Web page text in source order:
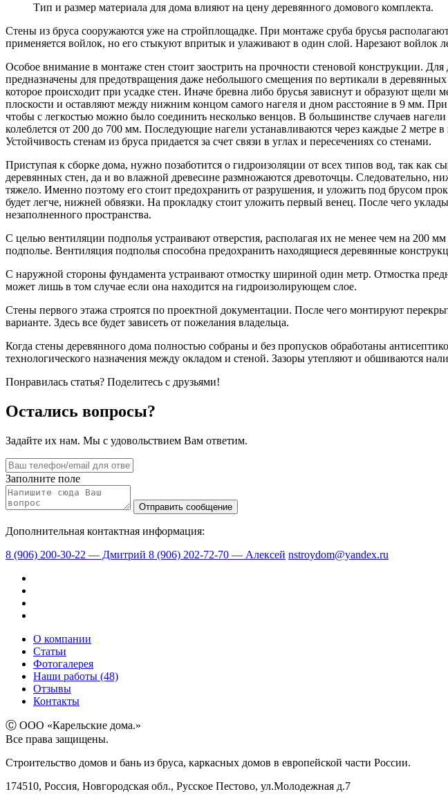
Тип и размер материала для дома влияют на цену деревянного домового комплекта.
Стены из бруса сооружаются уже на стройплощадке. При монтаже сруба брусья
применяется войлок, но его стыкуют впритык и улаживают в один слой. Нарезают войлок
Особое внимание в монтаже стен стоит заострить на прочности стеновой конструкции.
предназначены для предотвращения даже небольшого смещения по вертикали в
которое происходит при усадке стен. Иначе бревна либо брусья зависнут и образуют
плоскости и оставляют между нижним концом самого нагеля и дном расстояние в 9 мм.
чтобы с легкостью можно было соединить несколько венцов. В большинстве случаев
колеблется от 200 до 700 мм. Последующие нагели устанавливаются через каждые 2 метре
Устойчивость стенам из бруса придается за счет связи в углах и пересечениях со стенами.
Приступая к сборке дома, нужно позаботится о гидроизоляции от всех типов вод, так
деревянных стен, да и во влажной древесине размножаются древоточцы. Следовательно,
тяжело. Именно поэтому его стоит предохранить от разрушения, и уложить под брусом
будет легче, нижней обвязки. На прокладку стоит уложить первый венец. После чего
незаполненного пространства.
С целью вентиляции подполья устраивают отверстия, располагая их не менее чем на 200
подполье. Вентиляция подполья способна предохранить находящиеся деревянные
С наружной стороны фундамента устраивают отмостку шириной один метр. Отмостка
может лишь в том случае если она находится на гидроизолирующем слое.
Стены первого этажа строятся по проектной документации. После чего монтируют
варианте. Здесь все будет зависеть от пожелания владельца.
Когда стены деревянного дома полностью собраны и без пропусков обработаны
технологического назначения между окладом и стеной. Зазоры утепляют и обшиваются
Понравилась статья? Поделитесь с друзьями!
Остались вопросы?
Задайте их нам. Мы с удовольствием Вам ответим.
Заполните поле
Дополнительная контактная информация:
8 (906) 200-30-22 — Дмитрий 8 (906) 202-72-70 — Алексей nstroydom@yandex.ru
О компании
Статьи
Фотогалерея
Наши работы (48)
Отзывы
Контакты
Ⓒ ООО «Карельские дома.»
Все права защищены.
Строительство домов и бань из бруса, каркасных домов в европейской части России.
174510, Россия, Новгородская обл., Русское Пестово, ул.Молодежная д.7